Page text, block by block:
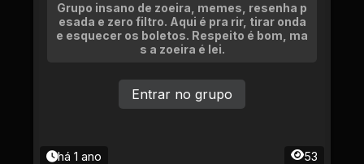
Grupo insano de zoeira, memes, resenha p
esada e zero filtro. Aqui é pra rir, tirar onda
e esquecer os boletos. Respeito é bom, ma
s a zoeira é lei.
há 1 ano 53
Entrar no grupo